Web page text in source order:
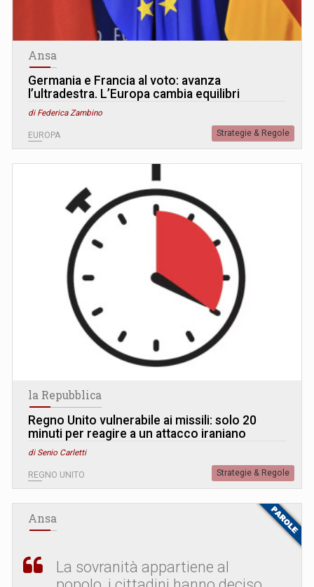
Ansa
Germania e Francia al voto: avanza
l’ultradestra. L’Europa cambia equilibri
di Federica Zambino
EUROPA Strategie & Regole
la Repubblica
Regno Unito vulnerabile ai missili: solo 20
minuti per reagire a un attacco iraniano
di Senio Carletti
REGNO UNITO Strategie & Regole
Ansa
La sovranità appartiene al